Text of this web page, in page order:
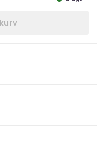
Potter Womens/